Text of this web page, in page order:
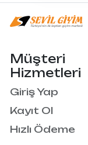
Müşteri
Hizmetleri
Giriş Yap
Kayıt Ol
Hızlı Ödeme